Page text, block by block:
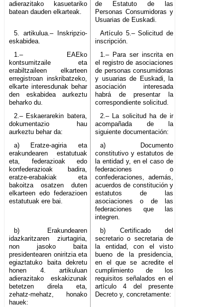
adierazitako kasuetariko
batean dauden elkarteak.
de Estatuto de las
Personas Consumidoras y
Usuarias de Euskadi.
5. artikulua.– Inskripzio-
eskabidea.
Artículo 5.– Solicitud de
inscripción.
1.– EAEko
kontsumitzaile eta
erabiltzaileen elkarteen
erregistroan inskribatzeko,
elkarte interesdunak behar
den eskabidea aurkeztu
beharko du.
1.– Para ser inscrita en
el registro de asociaciones
de personas consumidoras
y usuarias de Euskadi, la
asociación interesada
habrá de presentar la
correspondiente solicitud.
2.– Eskaerarekin batera,
dokumentazio hau
aurkeztu behar da:
2.– La solicitud ha de ir
acompañada de la
siguiente documentación:
a) Eratze-agiria eta
erakundearen estatutuak
eta, federazioak edo
konfederazioak badira,
eratze-erabakiak eta
bakoitza osatzen duten
elkarteen edo federazioen
estatutuak ere bai.
a) Documento
constitutivo y estatutos de
la entidad y, en el caso de
federaciones o
confederaciones, además,
acuerdos de constitución y
estatutos de las
asociaciones o de las
federaciones que las
integren.
b) Erakundearen
idazkaritzaren ziurtagiria,
non jasoko baita
presidentearen oniritzia eta
egiaztatuko baita dekretu
honen 4. artikuluan
adierazitako eskakizunak
betetzen direla eta,
zehatz-mehatz, honako
hauek:
b) Certificado del
secretario o secretaria de
la entidad, con el visto
bueno de la presidencia,
en el que se acredite el
cumplimiento de los
requisitos señalados en el
artículo 4 del presente
Decreto y, concretamente: